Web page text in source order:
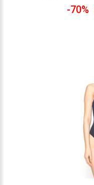
-70%